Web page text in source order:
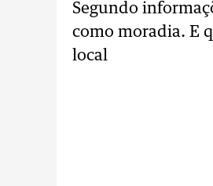
Segundo
como moradia. E
local